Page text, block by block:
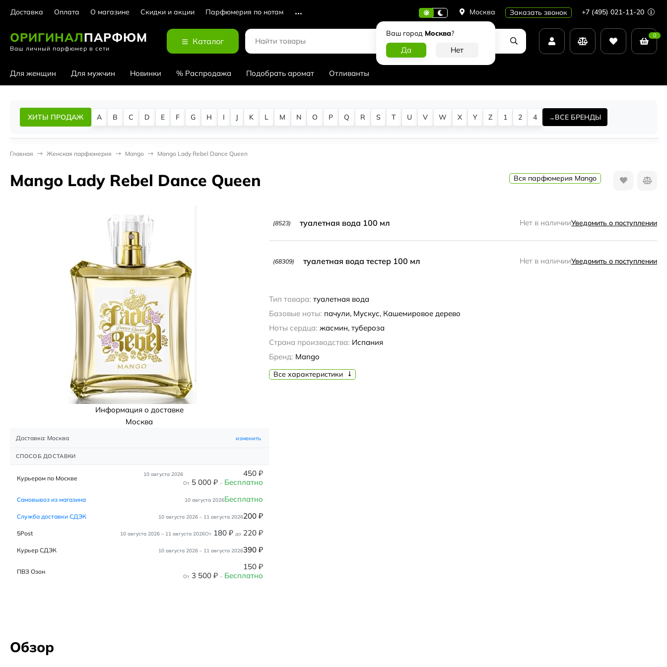
Доставка Оплата О магазине Скидки и акции Парфюмерия по нотам Москва
Ваш город Москва?
Заказать звонок +7 (495) 021-11-20
ОРИГИНАЛПАРФЮМ
Ваш личный парфюмер в сети
Каталог
0
Для женщин Для мужчин Новинки % Распродажа Подобрать аромат Отливанты
ХИТЫ ПРОДАЖ A B C D E F G H I J K L M N O P Q R S T U V W X Y Z 1 2 4 ВСЕ БРЕНДЫ
Главная Женская парфюмерия Mango Mango Lady Rebel Dance Queen
Mango Lady Rebel Dance Queen Вся парфюмерия Mango
(8523) туалетная вода 100 мл Нет в наличииУведомить о поступлении
(68309) туалетная вода тестер 100 мл Нет в наличииУведомить о поступлении
Тип товара: туалетная вода
Базовые ноты: пачули, Мускус, Кашемировое дерево
Ноты сердца: жасмин, тубероза
Страна производства: Испания
Бренд: Mango
Все характеристики
Информация о доставке
Москва
Доставка: Москва изменить
СПОСОБ ДОСТАВКИ
Курьером по Москве 10 августа 2026 450 ₽
От 5 000 ₽ – Бесплатно
Самовывоз из магазина 10 августа 2026Бесплатно
Служба доставки СДЭК 10 августа 2026 – 11 августа 2026200 ₽
5Post 10 августа 2026 – 11 августа 2026От 180 ₽ до 220 ₽
Курьер СДЭК 10 августа 2026 – 11 августа 2026390 ₽
ПВЗ Озон 150 ₽
От 3 500 ₽ – Бесплатно
Обзор